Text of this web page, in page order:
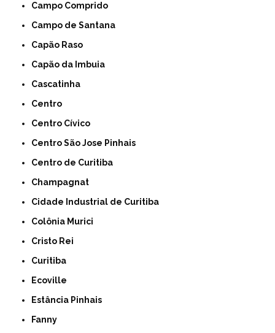
Campo Comprido
Campo de Santana
Capão Raso
Capão da Imbuia
Cascatinha
Centro
Centro Cívico
Centro São Jose Pinhais
Centro de Curitiba
Champagnat
Cidade Industrial de Curitiba
Colônia Murici
Cristo Rei
Curitiba
Ecoville
Estância Pinhais
Fanny